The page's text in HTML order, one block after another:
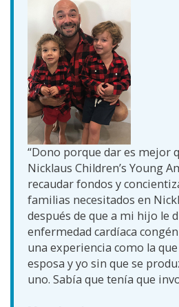
“Dono porque dar es mejor
Nicklaus Children’s Young
recaudar fondos y
familias necesitados en
después de que a mi hijo le
enfermedad cardíaca
una experiencia como la
esposa y yo sin que se
uno. Sabía que tenía que